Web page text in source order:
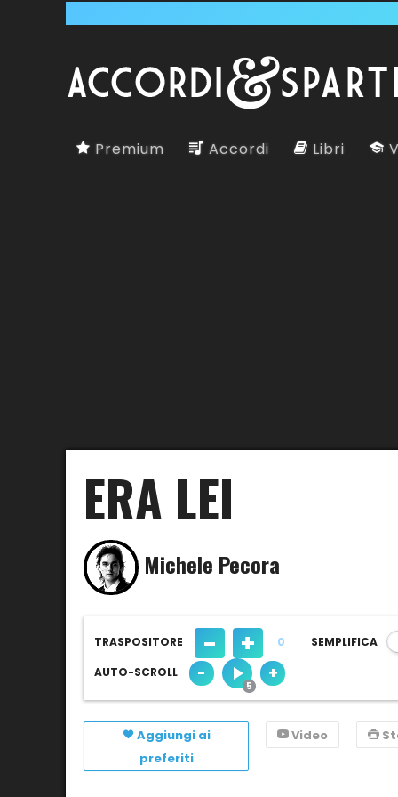
Premium Accordi Libri
ERA LEI
Michele Pecora
TRASPOSITORE - + 0
SEMPLIFICA
AUTO-SCROLL
- +
Aggiungi ai
preferiti
Video